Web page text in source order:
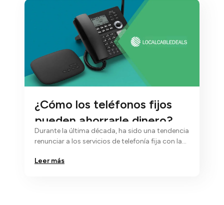
¿Cómo los teléfonos fijos
pueden ahorrarle dinero?
Durante la última década, ha sido una tendencia
renunciar a los servicios de telefonía fija con la
Leer más